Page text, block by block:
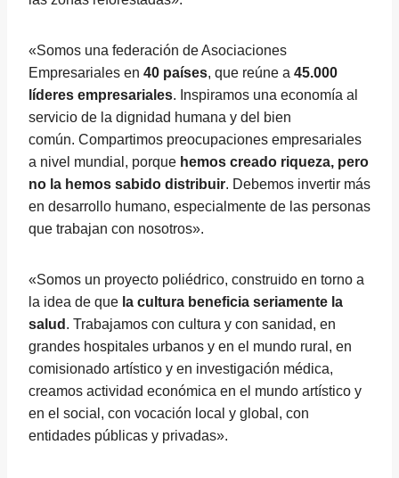
«Somos una federación de Asociaciones
Empresariales en 40 países, que reúne a 45.000
líderes empresariales. Inspiramos una economía al
servicio de la dignidad humana y del bien
común. Compartimos preocupaciones empresariales
a nivel mundial, porque hemos creado riqueza, pero
no la hemos sabido distribuir. Debemos invertir más
en desarrollo humano, especialmente de las personas
que trabajan con nosotros».
«Somos un proyecto poliédrico, construido en torno a
la idea de que la cultura beneficia seriamente la
salud . Trabajamos con cultura y con sanidad, en
grandes hospitales urbanos y en el mundo rural, en
comisionado artístico y en investigación médica,
creamos actividad económica en el mundo artístico y
en el social, con vocación local y global, con
entidades públicas y privadas».